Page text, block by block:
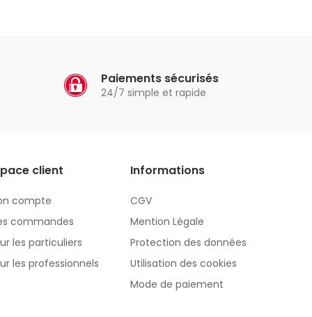
Paiements sécurisés
24/7 simple et rapide
client
compte
commandes
les particuliers
les professionnels
Informations
CGV
Mention Légale
Protection des données
Utilisation des cookies
Mode de paiement